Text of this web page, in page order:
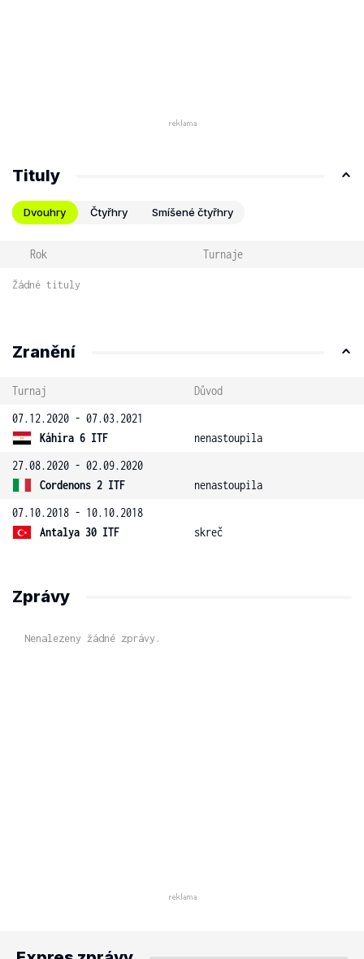
Tituly
Dvouhry Čtyřhry Smíšené čtyřhry
Rok Turnaje
Žádné tituly
Zranění
Turnaj
Důvod
07.12.2020 - 07.03.2021
Káhira 6 ITF
nenastoupila
27.08.2020 - 02.09.2020
Cordenons 2 ITF
nenastoupila
07.10.2018 - 10.10.2018
Antalya 30 ITF
skreč
Zprávy
Nenalezeny žádné zprávy.